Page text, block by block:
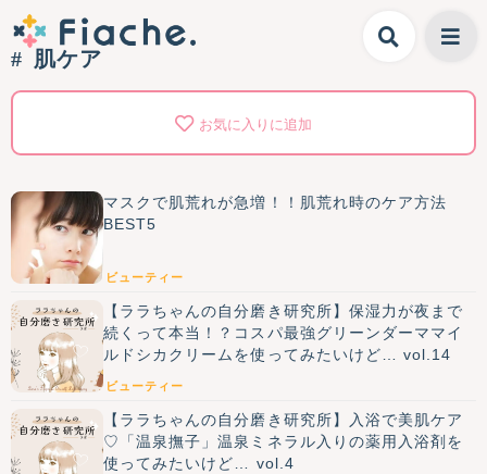
肌ケア
お気に入りに追加
マスクで肌荒れが急増！！肌荒れ時のケア方法
BEST5
ビューティー
【ララちゃんの自分磨き研究所】保湿力が夜まで
続くって本当！？コスパ最強グリーンダーママイ
ルドシカクリームを使ってみたいけど… vol.14
ビューティー
【ララちゃんの自分磨き研究所】入浴で美肌ケア
♡「温泉撫子」温泉ミネラル入りの薬用入浴剤を
使ってみたいけど… vol.4